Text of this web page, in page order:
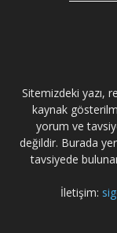
Sitemizdeki yazı,
kaynak
yorum ve
değildir. Burada
tavsiyede
İletişim: